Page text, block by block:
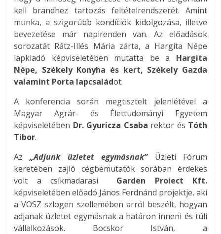
kell brandhez tartozás feltételrendszerét. Amint
munka, a szigorúbb kondíciók kidolgozása, illetve
bevezetése már napirenden van. Az előadások
sorozatát Rátz-Illés Mária zárta, a Hargita Népe
lapkiadó képviseletében mutatta be a Hargita
Népe, Székely Konyha és kert, Székely Gazda
valamint Porta lapcsaládot.
A konferencia során megtisztelt jelenlétével a
Magyar Agrár- és Élettudományi Egyetem
képviseletében Dr. Gyuricza Csaba rektor és Tóth
Tibor.
Az„Adjunk üzletet egymásnak”Üzleti Fórum
keretében zajló cégbemutatók sorában érdekes
volt a csíkmadarasi Garden Proiect Kft.
képviseletében előadó János Ferdnánd projektje, aki
a VOSZ szlogen szellemében arról beszélt, hogyan
adjanak üzletet egymásnak a határon inneni és túli
vállalkozások. Bocskor István, a